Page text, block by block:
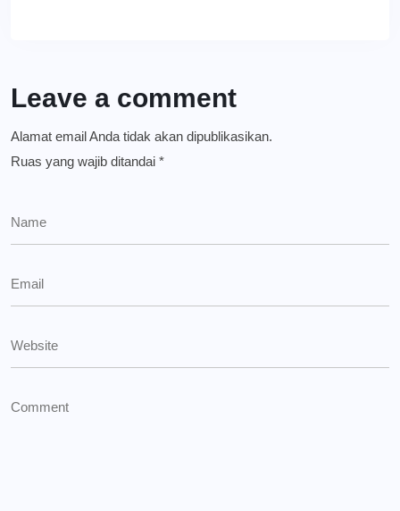
Leave a comment
Alamat email Anda tidak akan dipublikasikan.
Ruas yang wajib ditandai *